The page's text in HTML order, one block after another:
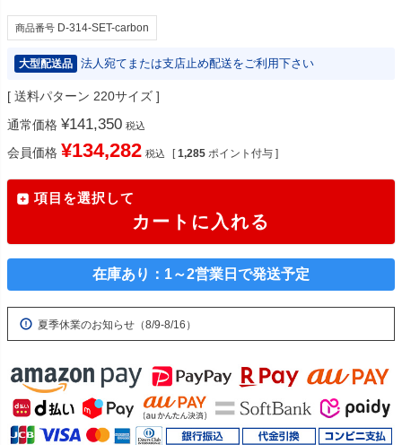
商品番号 D-314-SET-carbon
大型配送品 法人宛てまたは支店止め配送をご利用下さい
送料パターン 220サイズ
通常価格 ¥141,350 税込
会員価格 ¥134,282 税込 [ 1,285 ポイント付与 ]
項目を選択して
カートに入れる
在庫あり：1～2営業日で発送予定
夏季休業のお知らせ（8/9-8/16）